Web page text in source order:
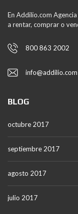
En Addilio.com
a rentar, comprar o
800 863 2002
info@addilio.com
BLOG
octubre 2017
septiembre 2017
agosto 2017
julio 2017